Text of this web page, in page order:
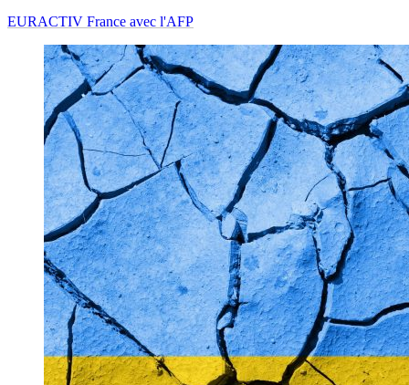
EURACTIV France avec l'AFP